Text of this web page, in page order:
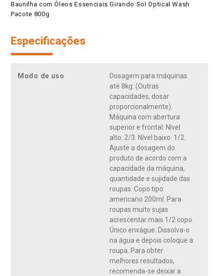
Baunilha com Óleos Essenciais Girando Sol Optical Wash
Pacote 800g
Especificações
Modo de uso
Dosagem para máquinas
até 8kg: (Outras
capacidades, dosar
proporcionalmente).
Máquina com abertura
superior e frontal: Nível
alto: 2/3. Nível baixo: 1/2.
Ajuste a dosagem do
produto de acordo com a
capacidade da máquina,
quantidade e sujidade das
roupas. Copo tipo
americano 200ml. Para
roupas muito sujas
acrescentar mais 1/2 copo.
Único enxágue. Dissolva-o
na água e depois coloque a
roupa. Para obter
melhores resultados,
recomenda-se deixar a